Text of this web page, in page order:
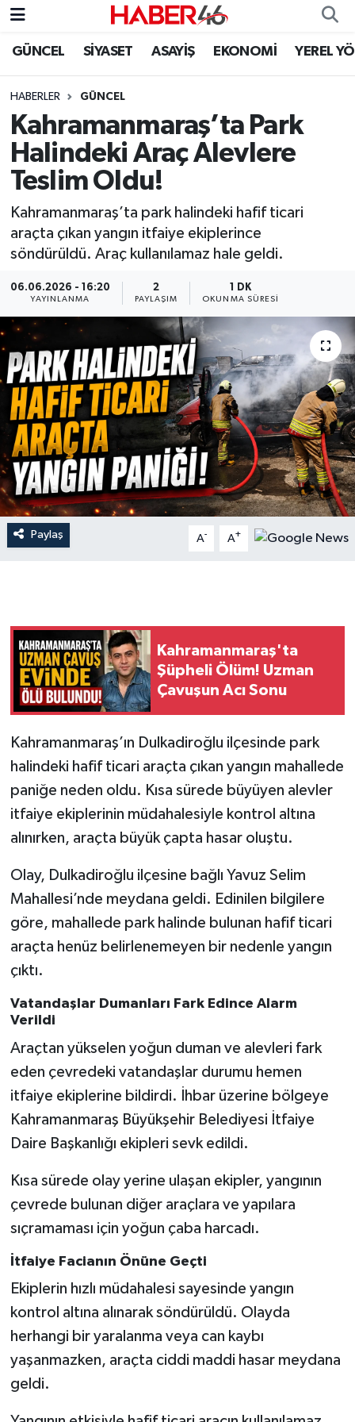
GÜNCEL SİYASET ASAYİŞ EKONOMİ YEREL
HABERLER GÜNCEL
Kahramanmaraş’ta Park
Halindeki Araç Alevlere
Teslim Oldu!
Kahramanmaraş’ta park halindeki hafif ticari
araçta çıkan yangın itfaiye ekiplerince
söndürüldü. Araç kullanılamaz hale geldi.
06.06.2026 - 16:20
YAYINLANMA
2
PAYLAŞIM
1 DK
OKUNMA SÜRESI
Paylaş A- A+
Kahramanmaraş'ta
Şüpheli Ölüm! Uzman
Çavuşun Acı Sonu
Kahramanmaraş’ın Dulkadiroğlu ilçesinde park
halindeki hafif ticari araçta çıkan yangın mahallede
paniğe neden oldu. Kısa sürede büyüyen alevler
itfaiye ekiplerinin müdahalesiyle kontrol altına
alınırken, araçta büyük çapta hasar oluştu.
Olay, Dulkadiroğlu ilçesine bağlı Yavuz Selim
Mahallesi’nde meydana geldi. Edinilen bilgilere
göre, mahallede park halinde bulunan hafif ticari
araçta henüz belirlenemeyen bir nedenle yangın
çıktı.
Vatandaşlar Dumanları Fark Edince Alarm
Verildi
Araçtan yükselen yoğun duman ve alevleri fark
eden çevredeki vatandaşlar durumu hemen
itfaiye ekiplerine bildirdi. İhbar üzerine bölgeye
Kahramanmaraş Büyükşehir Belediyesi İtfaiye
Daire Başkanlığı ekipleri sevk edildi.
Kısa sürede olay yerine ulaşan ekipler, yangının
çevrede bulunan diğer araçlara ve yapılara
sıçramaması için yoğun çaba harcadı.
İtfaiye Facianın Önüne Geçti
Ekiplerin hızlı müdahalesi sayesinde yangın
kontrol altına alınarak söndürüldü. Olayda
herhangi bir yaralanma veya can kaybı
yaşanmazken, araçta ciddi maddi hasar meydana
geldi.
GÜNCEL
SİYASET
EKONOMİ
SPOR
YAŞAM
TEKNOLOJİ
SAĞLIK
İLÇE HABERLERİ
KÜLTÜR-SANAT
KSÜ
DÜNYA
ROPORTAJ
KADIN-AİLE
YEREL YÖNETİM
MEDYA
SEÇİM 2011
ÜÇÜNCÜ SAYFA
BİLİMNET
Yemek
SİVİL TOPLUM
SEÇİM 2014
KİTAP
OTOMOBİL
TARİH
Politika
YEREL
Nöbetçi Eczaneler
Hava Durumu
Kahramanmaraş Namaz Vakitleri
Trafik Durumu
Süper Lig Puan Durumu ve Fikstür
Tüm Manşetler
Son Dakika Haberleri